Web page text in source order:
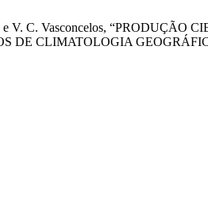
e V. C. Vasconcelos,
DE CLIMATOLOGIA